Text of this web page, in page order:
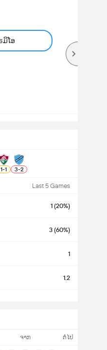
ມິໂອ
1-1 3-2
Last 5 Games
1 (20%)
3 (60%)
1
1.2
ຈາກ ຕໍ່ໄປ